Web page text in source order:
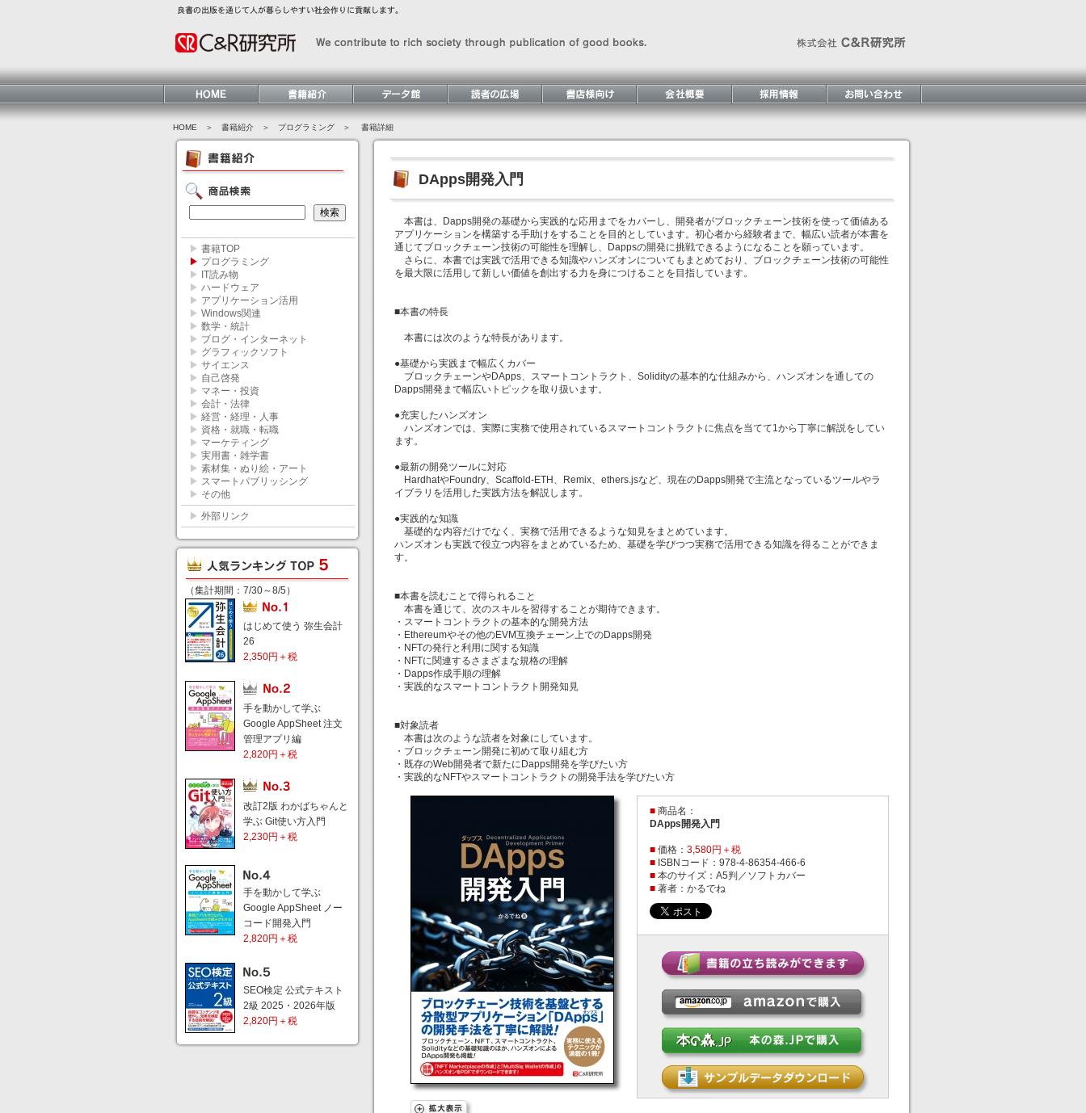
HOME ＞ 書籍紹介 ＞ プログラミング＞ 書籍詳細
▶ 書籍TOP
▶ プログラミング
▶
IT読み物
▶ ハードウェア
▶ アプリケーション活用
▶ Windows関連
▶ 数学・統計
▶ ブログ・インターネット
▶ グラフィックソフト
▶ サイエンス
▶ 自己啓発
▶ マネー・投資
▶ 会計・法律
▶ 経営・経理・人事
▶ 資格・就職・転職
▶ マーケティング
▶ 実用書・雑学書
▶ 素材集・ぬり絵・アート
▶ スマートパブリッシング
▶ その他
▶ 外部リンク
（集計期間：7/30～8/5）
はじめて使う 弥生会計
26
2,350円＋税
手を動かして学ぶ
Google AppSheet 注文
管理アプリ編
2,820円＋税
改訂2版 わかばちゃんと
学ぶ Git使い方入門
2,230円＋税
手を動かして学ぶ
Google AppSheet ノー
コード開発入門
2,820円＋税
SEO検定 公式テキスト
2級 2025・2026年版
2,820円＋税
DApps開発入門
本書は、Dapps開発の基礎から実践的な応用までをカバーし、開発者がブロックチェーン技術を使って価値ある
アプリケーションを構築する手助けをすることを目的としています。初心者から経験者まで、幅広い読者が本書を
通じてブロックチェーン技術の可能性を理解し、Dappsの開発に挑戦できるようになることを願っています。
さらに、本書では実践で活用できる知識やハンズオンについてもまとめており、ブロックチェーン技術の可能性
を最大限に活用して新しい価値を創出する力を身につけることを目指しています。
■本書の特長
本書には次のような特長があります。
●基礎から実践まで幅広くカバー
ブロックチェーンやDApps、スマートコントラクト、Solidityの基本的な仕組みから、ハンズオンを通しての
Dapps開発まで幅広いトピックを取り扱います。
●充実したハンズオン
ハンズオンでは、実際に実務で使用されているスマートコントラクトに焦点を当てて1から丁寧に解説をしてい
ます。
●最新の開発ツールに対応
HardhatやFoundry、Scaffold-ETH、Remix、ethers.jsなど、現在のDapps開発で主流となっているツールやラ
イブラリを活用した実践方法を解説します。
●実践的な知識
基礎的な内容だけでなく、実務で活用できるような知見をまとめています。
ハンズオンも実践で役立つ内容をまとめているため、基礎を学びつつ実務で活用できる知識を得ることができま
す。
■本書を読むことで得られること
本書を通じて、次のスキルを習得することが期待できます。
・スマートコントラクトの基本的な開発方法
・Ethereumやその他のEVM互換チェーン上でのDapps開発
・NFTの発行と利用に関する知識
・NFTに関連するさまざまな規格の理解
・Dapps作成手順の理解
・実践的なスマートコントラクト開発知見
■対象読者
本書は次のような読者を対象にしています。
・ブロックチェーン開発に初めて取り組む方
・既存のWeb開発者で新たにDapps開発を学びたい方
・実践的なNFTやスマートコントラクトの開発手法を学びたい方
■商品名：
DApps開発入門
■価格： 3,580円＋税
■ISBNコード：978-4-86354-466-6
■本のサイズ：A5判／ソフトカバー
■著者：かるでね